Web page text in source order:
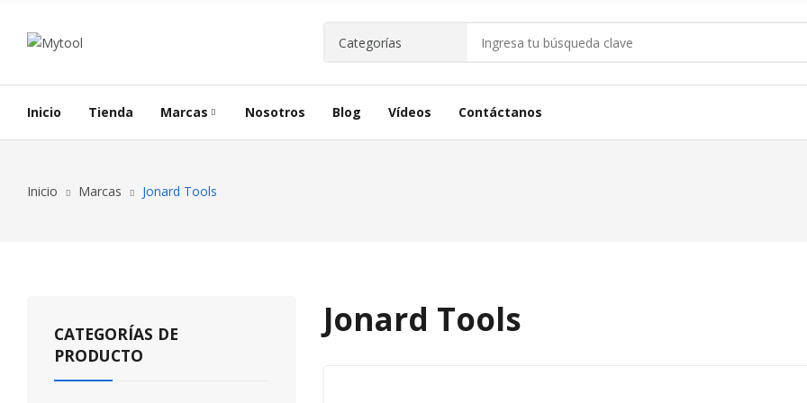
Inicio Tienda Marcas Nosotros Blog Vídeos Contáctanos
Inicio Marcas Jonard Tools
Jonard Tools
CATEGORÍAS DE
PRODUCTO